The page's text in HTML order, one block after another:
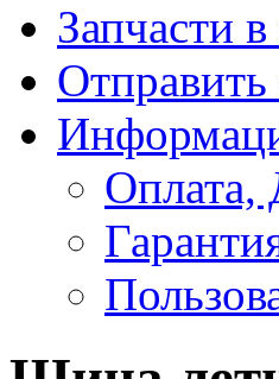
Запчасти
Отправить
Оплата,